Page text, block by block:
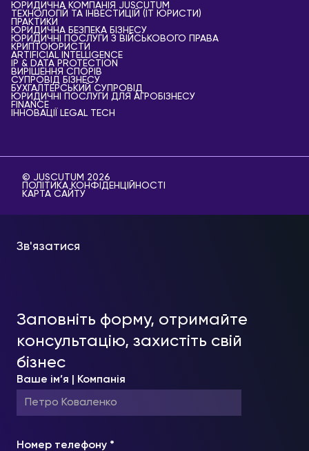
ЮРИДИЧНА КОМПАНІЯ JUSCUTUM
ТЕХНОЛОГІЙ ТА ІНВЕСТИЦІЙ (IT ЮРИСТИ)
ПРАКТИКИ
ЮРИДИЧНА БЕЗПЕКА БІЗНЕСУ
ЮРИДИЧНІ ПОСЛУГИ З ВІЙСЬКОВОГО ПРАВА
КРИПТОЮРИСТИ
АRTIFICIAL ІNTELLIGENCE
IP & DATA PROTECTION
ВИРІШЕННЯ СПОРІВ
СУПРОВІД БІЗНЕСУ
БУХГАЛТЕРСЬКИЙ СУПРОВІД
ЮРИДИЧНІ ПОСЛУГИ ДЛЯ АГРОБІЗНЕСУ
FINANCE
ІННОВАЦІЇ LEGAL TECH
© JUSCUTUM 2026
ПОЛІТИКА КОНФІДЕНЦІЙНОСТІ
КАРТА САЙТУ
Зв'язатися
Заповніть форму, отримайте
консультацію, захистіть свій
бізнес
Ваше ім’я | Компанія
Номер телефону *